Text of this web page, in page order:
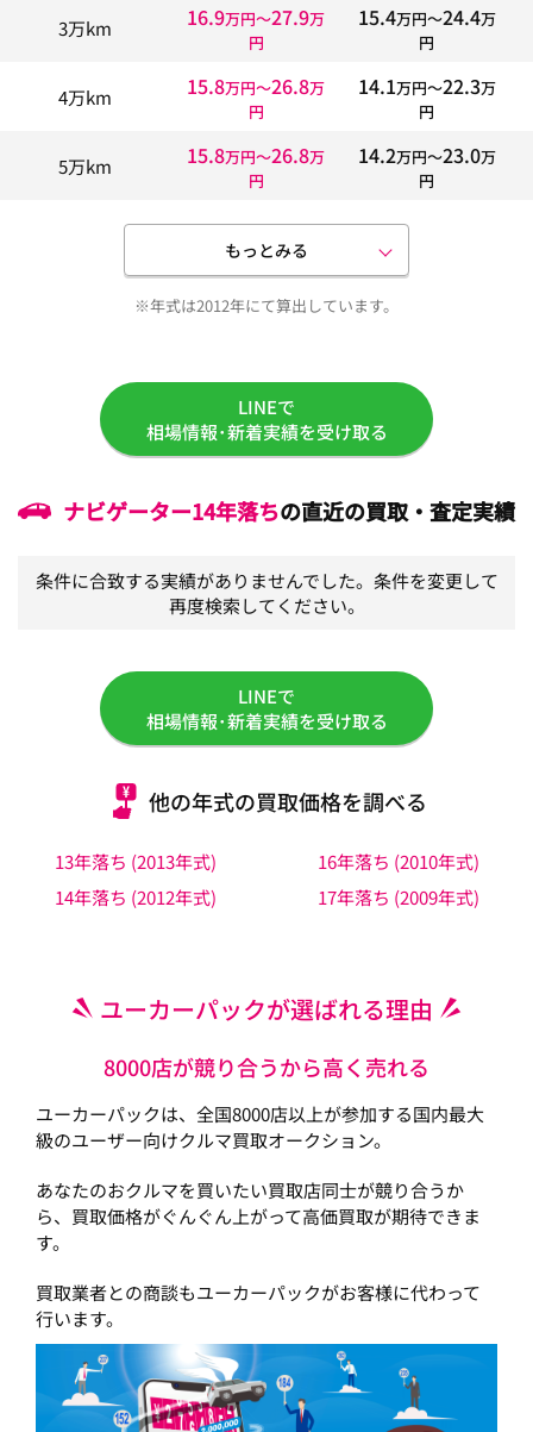
3万km 16.9万円〜27.9万
円
15.4万円〜24.4万
円
4万km 15.8万円〜26.8万
円
14.1万円〜22.3万
円
5万km 15.8万円〜26.8万
円
14.2万円〜23.0万
円
もっとみる
※年式は2012年にて算出しています。
LINEで
相場情報･新着実績を受け取る
ナビゲーター14年落ちの直近の買取・査定実績
条件に合致する実績がありませんでした。条件を変更して
再度検索してください。
LINEで
相場情報･新着実績を受け取る
他の年式の買取価格を調べる
13年落ち (2013年式)
14年落ち (2012年式)
16年落ち (2010年式)
17年落ち (2009年式)
ユーカーパックが選ばれる理由
8000店が競り合うから高く売れる
ユーカーパックは、全国8000店以上が参加する国内最大
級のユーザー向けクルマ買取オークション。
あなたのおクルマを買いたい買取店同士が競り合うか
ら、買取価格がぐんぐん上がって高価買取が期待できま
す。
買取業者との商談もユーカーパックがお客様に代わって
行います。